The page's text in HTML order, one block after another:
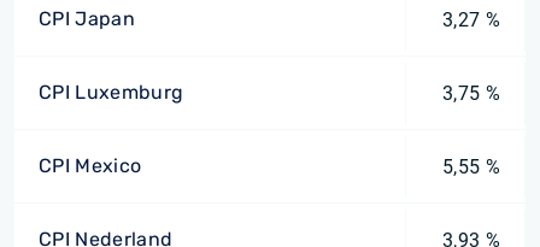
CPI Japan 3,27 %
CPI Luxemburg 3,75 %
CPI Mexico 5,55 %
CPI Nederland 3,93 %